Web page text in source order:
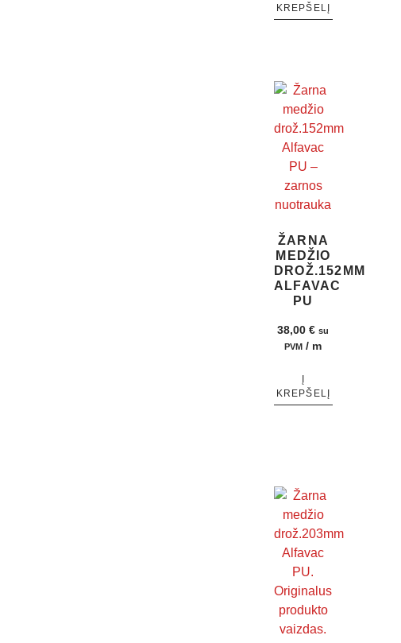
KREPŠELĮ
ŽARNA
MEDŽIO
DROŽ.152MM
ALFAVAC
PU
38,00€ su
PVM / m
KREPŠELĮ